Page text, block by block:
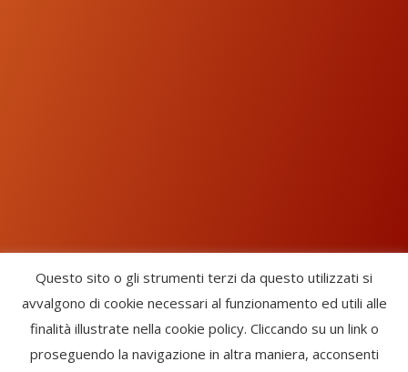
Chorus Inside - International Choral Federation - APS Ente Terzo
Settore · CF: 93058420691
Questo sito o gli strumenti terzi da questo utilizzati si
avvalgono di cookie necessari al funzionamento ed utili alle
finalità illustrate nella cookie policy. Cliccando su un link o
proseguendo la navigazione in altra maniera, acconsenti